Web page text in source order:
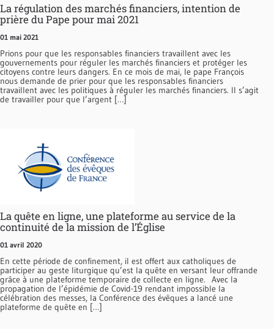
La régulation des marchés financiers, intention de
prière du Pape pour mai 2021
01 mai 2021
Prions pour que les responsables financiers travaillent avec les
gouvernements pour réguler les marchés financiers et protéger les
citoyens contre leurs dangers. En ce mois de mai, le pape François
nous demande de prier pour que les responsables financiers
travaillent avec les politiques à réguler les marchés financiers. Il s’agit
de travailler pour que l’argent […]
La quête en ligne, une plateforme au service de la
continuité de la mission de l’Église
01 avril 2020
En cette période de confinement, il est offert aux catholiques de
participer au geste liturgique qu’est la quête en versant leur offrande
grâce à une plateforme temporaire de collecte en ligne. Avec la
propagation de l’épidémie de Covid-19 rendant impossible la
célébration des messes, la Conférence des évêques a lancé une
plateforme de quête en […]